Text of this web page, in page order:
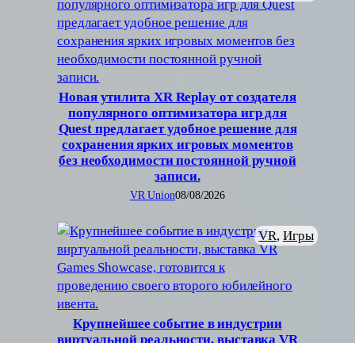
Новая утилита XR Replay от создателя
популярного оптимизатора игр для
Quest предлагает удобное решение для
сохранения ярких игровых моментов
без необходимости постоянной ручной
записи.
VR Union08/08/2026
Крупнейшее событие в индустрии
виртуальной реальности, выставка VR
VR, Игры